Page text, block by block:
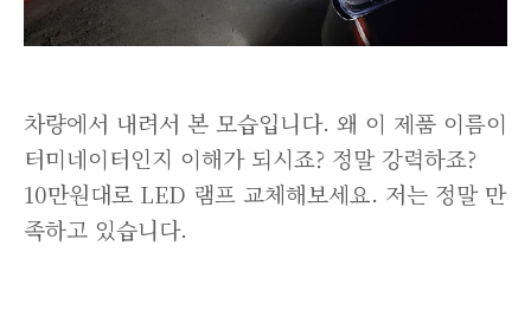
차량에서 내려서 본 모습입니다. 왜 이 제품 이름이
터미네이터인지 이해가 되시죠? 정말 강력하죠?
10만원대로 LED 램프 교체해보세요. 저는 정말 만
족하고 있습니다.